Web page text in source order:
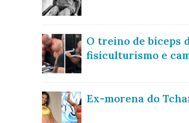
O treino de bíceps
fisiculturismo e
Ex-morena do